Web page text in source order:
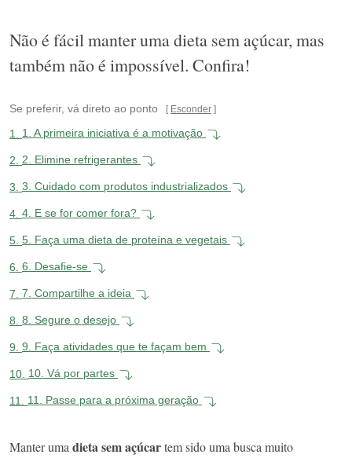
Não é fácil manter uma dieta sem açúcar, mas
também não é impossível. Confira!
Se preferir, vá direto ao ponto Esconder
1. 1. A primeira iniciativa é a motivação
2. 2. Elimine refrigerantes
3. 3. Cuidado com produtos industrializados
4. 4. E se for comer fora?
5. 5. Faça uma dieta de proteína e vegetais
6. 6. Desafie-se
7. 7. Compartilhe a ideia
8. 8. Segure o desejo
9. 9. Faça atividades que te façam bem
10. 10. Vá por partes
11. 11. Passe para a próxima geração
Manter uma dieta sem açúcartem sido uma busca muito